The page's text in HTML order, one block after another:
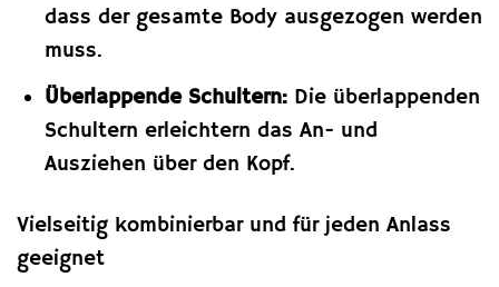
dass der gesamte Body ausgezogen werden
muss.
Überlappende Schultern:Die überlappenden
Schultern erleichtern das An- und
Ausziehen über den Kopf.
Vielseitig kombinierbar und für jeden Anlass
geeignet